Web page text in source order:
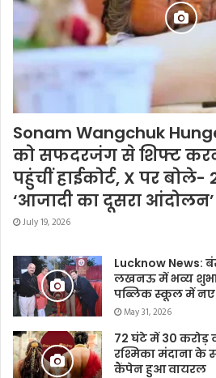
Sonam Wangchuk
को सफदरजंग से शिफ्ट
पहुंचीं हाईकोर्ट, X पर बोले-
‘आजादी का दूसरा आंदोलन’
July 19, 2026
Lucknow News:
लखनऊ में भव्य
पब्लिक स्कूल में नए
May 31, 2026
72 घंटे में 30 करोड़
रश्मिका मंदाना के
कैंपेन हुआ वायरल